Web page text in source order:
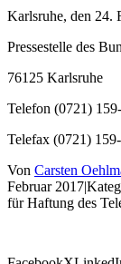
Karlsruhe, den 24.
Pressestelle des
76125 Karlsruhe
Telefon (0721)
Telefax (0721)
Von Carsten
Februar 2017|
für Haftung des